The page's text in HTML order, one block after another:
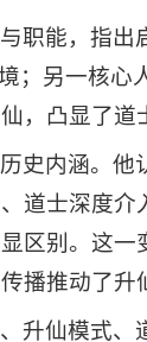
职能，指
；另一核
，凸显了道
史内涵。
道士深度
区别。这
播推动了升
升仙模式